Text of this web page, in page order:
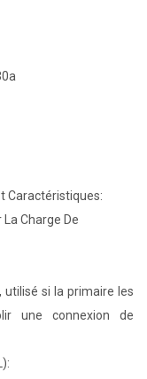
Caractéristiques:
Charge De
utilisé si la primaire les
une connexion de